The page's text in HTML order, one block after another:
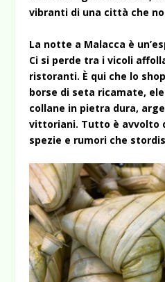
vibranti di una città che
La notte a Malacca è
Ci si perde tra i vicoli
ristoranti. È qui che lo
borse di seta ricamate,
collane in pietra dura,
vittoriani. Tutto è avvolto
spezie e rumori che